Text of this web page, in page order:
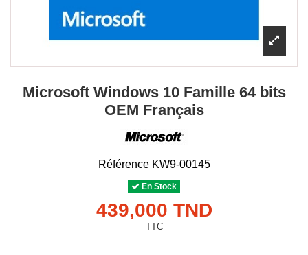
Microsoft Windows 10 Famille 64 bits
OEM Français
Référence KW9-00145
En Stock
439,000 TND
TTC